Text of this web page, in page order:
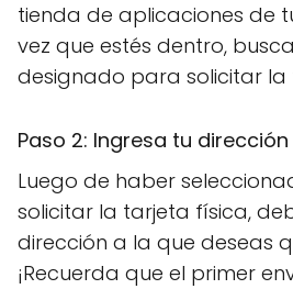
tienda de aplicaciones de
vez que estés dentro,
designado para solicitar la
Paso 2: Ingresa tu
Luego de haber
solicitar la tarjeta física,
dirección a la que deseas
¡Recuerda que el primer